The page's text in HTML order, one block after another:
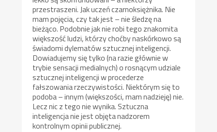
przestraszeni. Jak uczeń czarnoksiężnika. Nie
mam pojęcia, czy tak jest – nie śledzę na
bieżąco. Podobnie jak nie robi tego znakomita
większość ludzi, którzy choćby naskórkowo są
świadomi dylematów sztucznej inteligencji.
Dowiadujemy się tylko (na razie głównie w
trybie sensacji medialnych) o rosnącym udziale
sztucznej inteligencji w procederze
fałszowania rzeczywistości. Niektórym się to
podoba – innym (większości, mam nadzieję) nie.
Lecz nic z tego nie wynika. Sztuczna
inteligencja nie jest objęta nadzorem
kontrolnym opinii publicznej.